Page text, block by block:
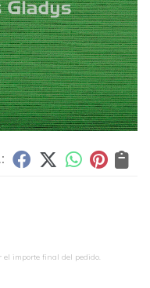
el importe final del pedido.